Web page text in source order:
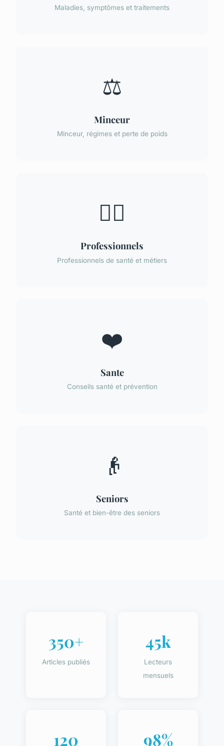
Maladies, symptômes et traitements
⚖️
Minceur
Minceur, régimes et perte de poids
👨‍⚕️
Professionnels
Professionnels de santé et métiers
❤️
Sante
Conseils santé et prévention
👴
Seniors
Santé et bien-être des seniors
350+
Articles publiés
45k
Lecteurs
mensuels
120 98%